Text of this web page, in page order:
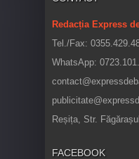
Redacția Express
Tel./Fax:
WhatsApp:
Reșița, Str.
FACEBOOK